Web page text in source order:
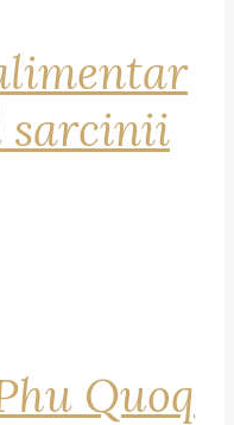
sarcinii
Quoq